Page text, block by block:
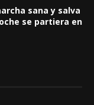
sana y salva
se partiera en